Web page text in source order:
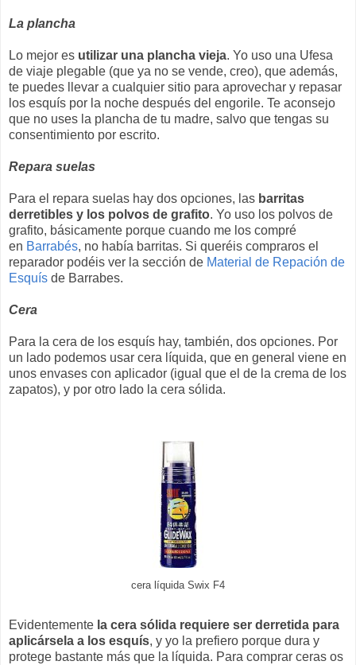
La plancha
Lo mejor es utilizar una plancha vieja. Yo uso una Ufesa
de viaje plegable (que ya no se vende, creo), que además,
te puedes llevar a cualquier sitio para aprovechar y repasar
los esquís por la noche después del engorile. Te aconsejo
que no uses la plancha de tu madre, salvo que tengas su
consentimiento por escrito.
Repara suelas
Para el repara suelas hay dos opciones, las barritas
derretibles y los polvos de grafito. Yo uso los polvos de
grafito, básicamente porque cuando me los compré
en Barrabés, no había barritas. Si queréis compraros el
reparador podéis ver la sección de Material de Repación de
Esquís de Barrabes.
Cera
Para la cera de los esquís hay, también, dos opciones. Por
un lado podemos usar cera líquida, que en general viene en
unos envases con aplicador (igual que el de la crema de los
zapatos), y por otro lado la cera sólida.
cera líquida Swix F4
Evidentemente la cera sólida requiere ser derretida para
aplicársela a los esquís, y yo la prefiero porque dura y
protege bastante más que la líquida. Para comprar ceras os